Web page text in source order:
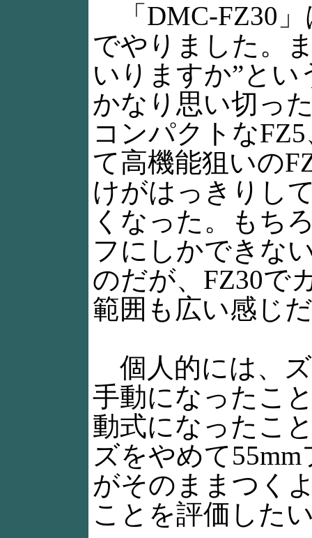
「DMC-FZ30」
でやりました。
いりますか”とい
かなり思い切っ
コンパクトな
て高機能狙いの
けがはっきりし
くなった。もち
フにしかできな
のだが、FZ30で
範囲も広い感じ
個人的には、
手動になったこ
動式になったこ
ズをやめて
がそのままつく
ことを評価した